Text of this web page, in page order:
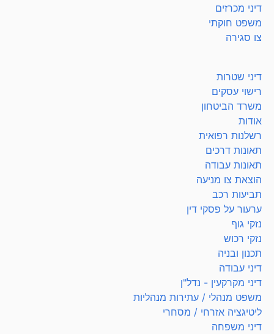
דיני מכרזים
משפט חוקתי
צו סגירה
דיני שטרות
רישוי עסקים
משרד הביטחון
אודות
רשלנות רפואית
תאונות דרכים
תאונות עבודה
הוצאת צו מניעה
תביעות רכב
ערעור על פסקי דין
נזקי גוף
נזקי רכוש
תכנון ובניה
דיני עבודה
דיני מקרקעין - נדל"ן
משפט מנהלי / עתירות מנהליות
ליטיגציה אזרחי / מסחרי
דיני משפחה